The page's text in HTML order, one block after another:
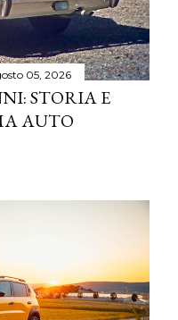
05, 2026
STORIA E
AUTO